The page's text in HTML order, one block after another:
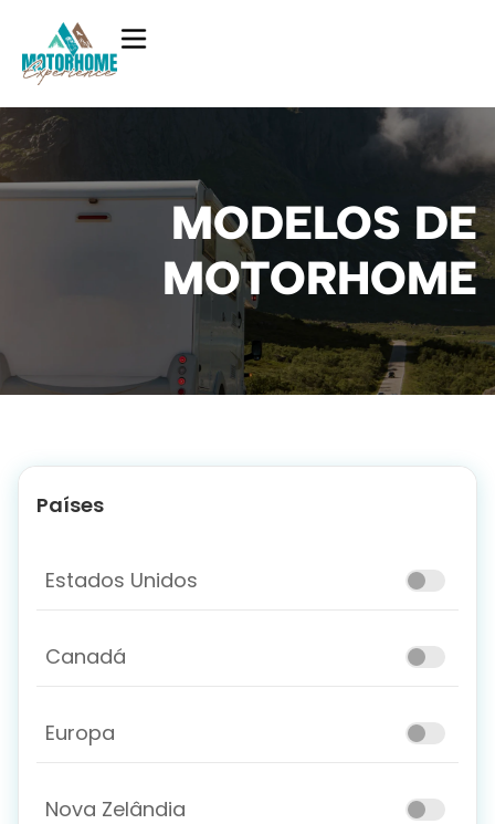
MODELOS DE
MOTORHOME
Países
Estados Unidos
Canadá
Europa
Nova Zelândia